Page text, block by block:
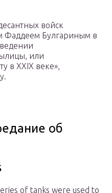
войск
Фаддеем Булгариным в
или
в XXIX веке»,
об
of tanks were used to